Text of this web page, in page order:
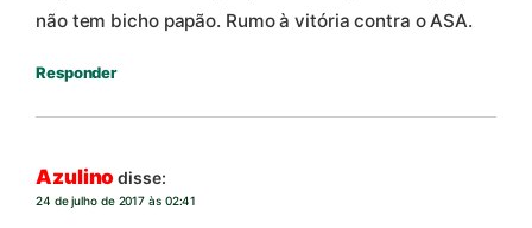
não tem bicho papão. Rumo à vitória contra o ASA.
Responder
Azulino disse:
24 de julho de 2017 às 02:41